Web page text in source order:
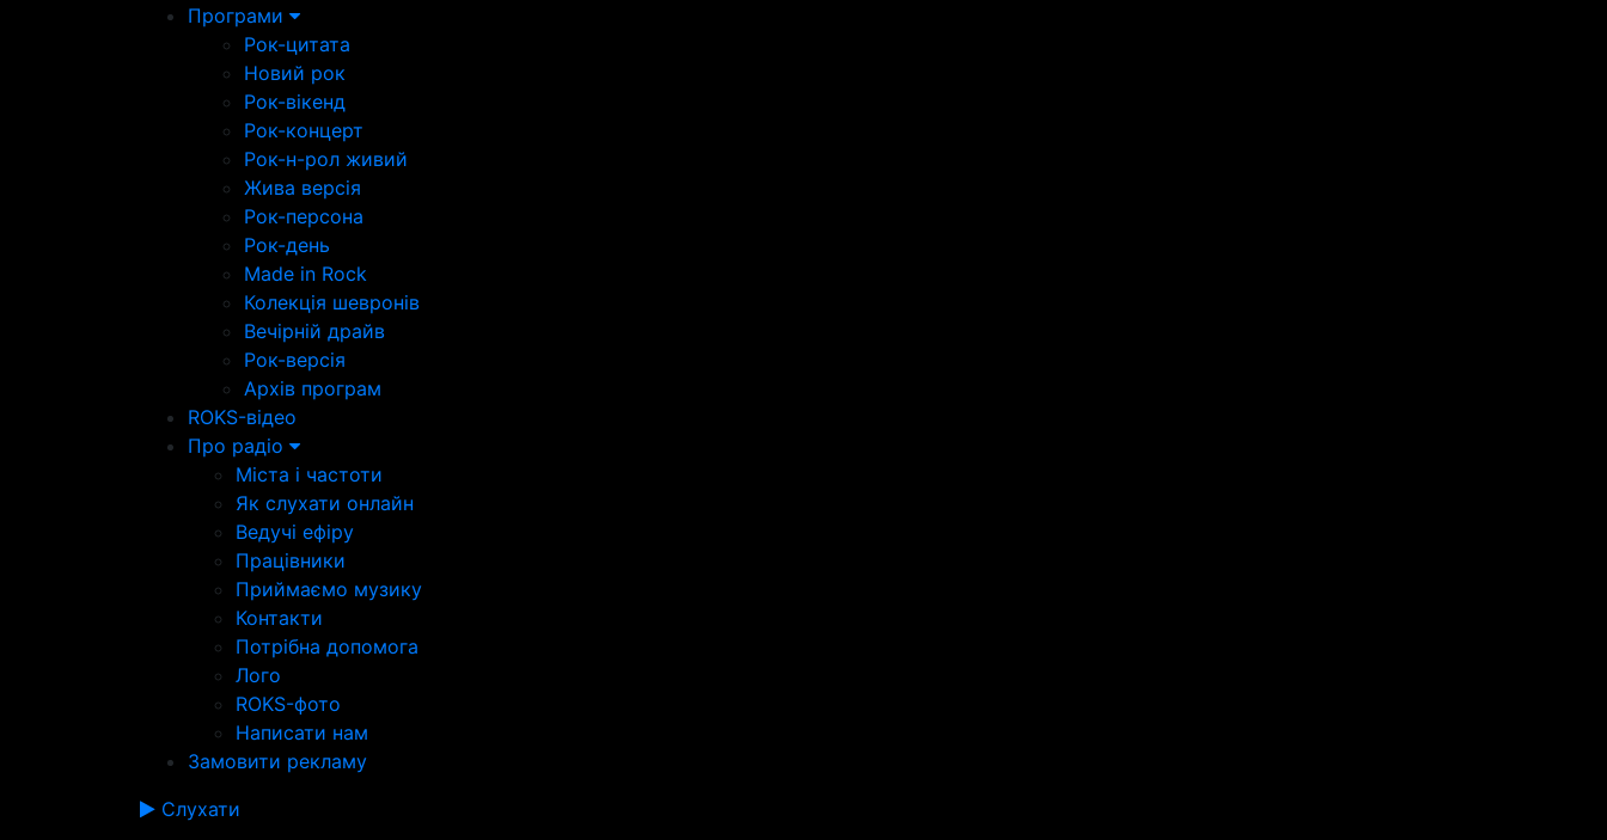
Програми
Рок-цитата
Новий рок
Рок-вікенд
Рок-концерт
Рок-н-рол живий
Жива версія
Рок-персона
Рок-день
Made in Rock
Колекція шевронів
Вечірній драйв
Рок-версія
Архів програм
ROKS-відео
Про радіо
Міста і частоти
Як слухати онлайн
Ведучі ефіру
Працівники
Приймаємо музику
Контакти
Потрібна допомога
Лого
ROKS-фото
Написати нам
Замовити рекламу
Слухати